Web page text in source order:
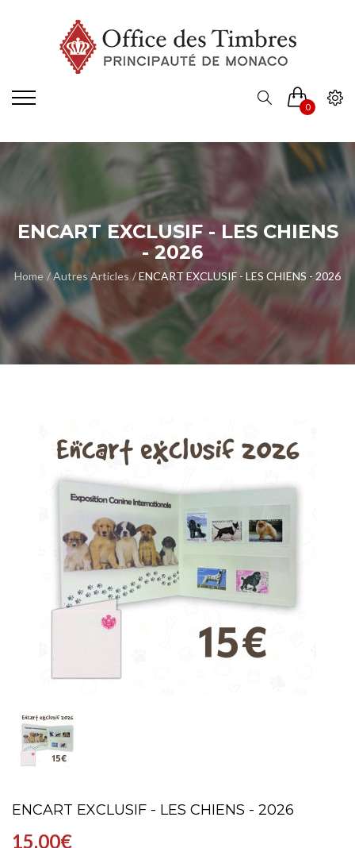
0
ENCART EXCLUSIF - LES CHIENS
- 2026
Home Autres Articles ENCART EXCLUSIF - LES CHIENS - 2026
ENCART EXCLUSIF - LES CHIENS - 2026
15,00€